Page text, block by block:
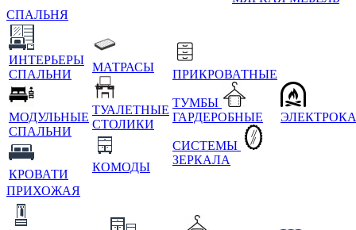
СПАЛЬНЯ
ИНТЕРЬЕРЫ
СПАЛЬНИ
МОДУЛЬНЫЕ
СПАЛЬНИ
КРОВАТИ
МАТРАСЫ
ТУАЛЕТНЫЕ
СТОЛИКИ
КОМОДЫ
ПРИКРОВАТНЫЕ
ТУМБЫ
ГАРДЕРОБНЫЕ
СИСТЕМЫ
ЗЕРКАЛА
ПРИХОЖАЯ